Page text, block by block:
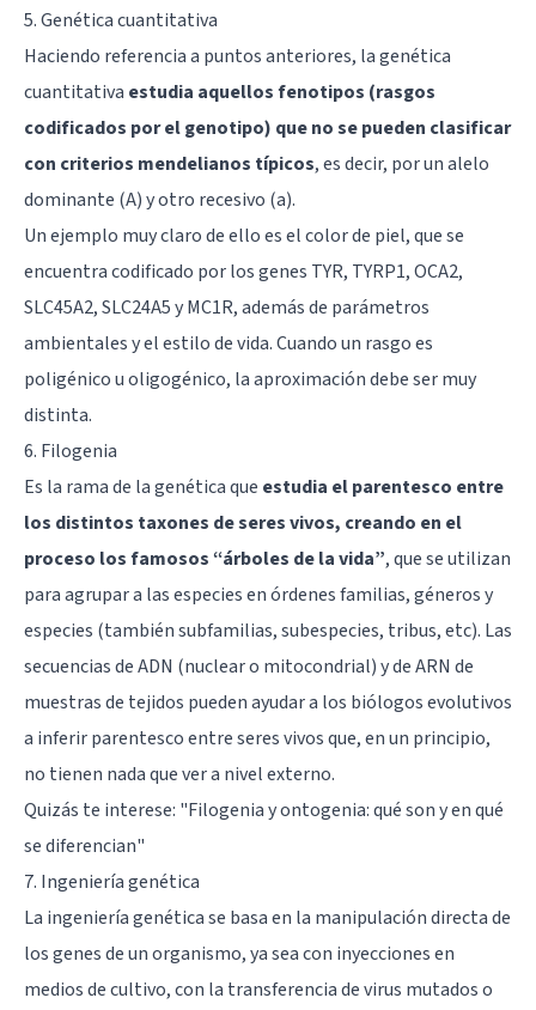
5. Genética cuantitativa
Haciendo referencia a puntos anteriores, la genética
cuantitativa estudia aquellos fenotipos (rasgos
codificados por el genotipo) que no se pueden clasificar
con criterios mendelianos típicos, es decir, por un alelo
dominante (A) y otro recesivo (a).
Un ejemplo muy claro de ello es el color de piel, que se
encuentra codificado por los genes TYR, TYRP1, OCA2,
SLC45A2, SLC24A5 y MC1R, además de parámetros
ambientales y el estilo de vida. Cuando un rasgo es
poligénico u oligogénico, la aproximación debe ser muy
distinta.
6. Filogenia
Es la rama de la genética que estudia el parentesco entre
los distintos taxones de seres vivos, creando en el
proceso los famosos “árboles de la vida”, que se utilizan
para agrupar a las especies en órdenes familias, géneros y
especies (también subfamilias, subespecies, tribus, etc). Las
secuencias de ADN (nuclear o mitocondrial) y de ARN de
muestras de tejidos pueden ayudar a los biólogos evolutivos
a inferir parentesco entre seres vivos que, en un principio,
no tienen nada que ver a nivel externo.
Quizás te interese: "Filogenia y ontogenia: qué son y en qué
se diferencian"
7. Ingeniería genética
La ingeniería genética se basa en la manipulación directa de
los genes de un organismo, ya sea con inyecciones en
medios de cultivo, con la transferencia de virus mutados o